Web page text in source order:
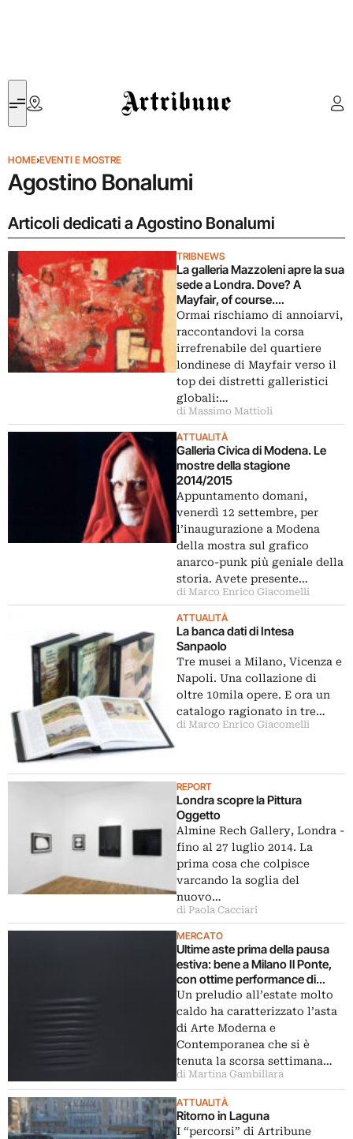
Artribune
HOME›EVENTI E MOSTRE
Agostino Bonalumi
Articoli dedicati a Agostino Bonalumi
TRIBNEWS
La galleria Mazzoleni apre la sua
sede a Londra. Dove? A
Mayfair, of course.
Inaugurazione nella settimana
della fiera Frieze, con il top
dell’arte italiana del dopoguerra
Ormai rischiamo di annoiarvi,
raccontandovi la corsa
irrefrenabile del quartiere
londinese di Mayfair verso il
top dei distretti galleristici
globali:…
di Massimo Mattioli
ATTUALITÀ
Galleria Civica di Modena. Le
mostre della stagione
2014/2015
Appuntamento domani,
venerdì 12 settembre, per
l’inaugurazione a Modena
della mostra sul grafico
anarco-punk più geniale della
storia. Avete presente…
di Marco Enrico Giacomelli
ATTUALITÀ
La banca dati di Intesa
Sanpaolo
Tre musei a Milano, Vicenza e
Napoli. Una collazione di
oltre 10mila opere. E ora un
catalogo ragionato in tre…
di Marco Enrico Giacomelli
REPORT
Londra scopre la Pittura
Oggetto
Almine Rech Gallery, Londra -
fino al 27 luglio 2014. La
prima cosa che colpisce
varcando la soglia del
nuovo…
di Paola Cacciari
MERCATO
Ultime aste prima della pausa
estiva: bene a Milano Il Ponte,
con ottime performance di
Agostino Bonalumi, Giuseppe
Capogrossi, Mario Schifano
Un preludio all’estate molto
caldo ha caratterizzato l’asta
di Arte Moderna e
Contemporanea che si è
tenuta la scorsa settimana…
di Martina Gambillara
ATTUALITÀ
Ritorno in Laguna
I “percorsi” di Artribune